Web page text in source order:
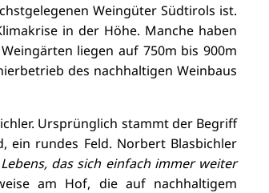
Weingüter Südtirols ist.
in der Höhe. Manche haben
liegen auf 750m bis 900m
des nachhaltigen Weinbaus
Ursprünglich stammt der Begriff
ein rundes Feld. Norbert Blasbichler
das sich einfach immer weiter
am Hof, die auf nachhaltigem